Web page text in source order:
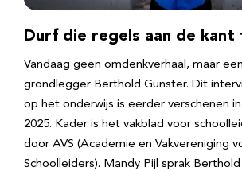
Durf die regels aan de
Vandaag geen omdenkverhaal, maar
grondlegger Berthold Gunster. Dit
op het onderwijs is eerder verschenen
2025. Kader is het vakblad voor
door AVS (Academie en Vakvereniging
Schoolleiders). Mandy Pijl sprak